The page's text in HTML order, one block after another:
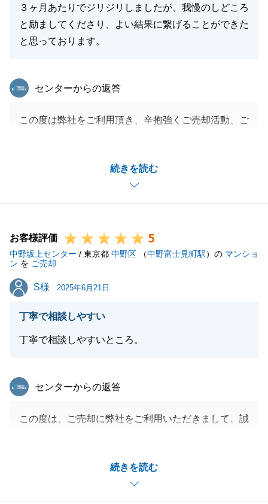
３ヶ月あたりでジリジリしましたが、我慢のしどころ
と励ましてくださり、よい結果に繋げることができた
と思っております。
続きを読む
東急リバブル
センターからの返答
この度は弊社をご利用頂き、辛抱強くご売却活動、ご
ただ最後、非常に良い買主様が見つかり安堵致しまし
た。
声がけ下さいませ。
是非、ご友人ご親族などご紹介をお待ちしておりま
す。
引き続きどうぞ宜しくお願いいたします。
閉じる
お客様評価 5
中野坂上センター / 東京都 中野区 （中野富士見町駅）の マンショ
ン を ご売却
S様
S様 2025年6月21日
丁寧で相談しやすい
丁寧で相談しやすいところ。
続きを読む
東急リバブル
センターからの返答
この度は、ご売却に弊社をご利用いただきまして、誠
たが、無事にお引渡しを迎えることができとてもうれ